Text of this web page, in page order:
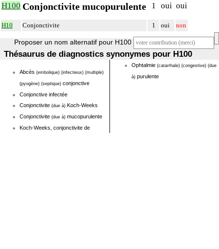
H100 Conjonctivite mucopurulente 1 oui oui
H10 Conjonctivite 1 oui non
Proposer un nom alternatif pour H100
Thésaurus de diagnostics synonymes pour H100
Abcès (embolique) (infectieux) (multiple)
(pyogène) (septique) conjonctive
Conjonctive infectée
Conjonctivite (due à) Koch-Weeks
Conjonctivite (due à) mucopurulente
Koch-Weeks, conjonctivite de
Ophtalmie (catarrhale) (congestive) (due
à) purulente